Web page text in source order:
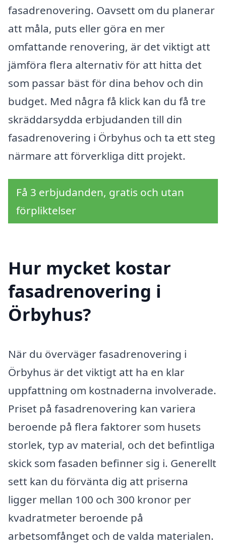
fasadrenovering. Oavsett om du planerar
att måla, puts eller göra en mer
omfattande renovering, är det viktigt att
jämföra flera alternativ för att hitta det
som passar bäst för dina behov och din
budget. Med några få klick kan du få tre
skräddarsydda erbjudanden till din
fasadrenovering i Örbyhus och ta ett steg
närmare att förverkliga ditt projekt.
Få 3 erbjudanden, gratis och utan
förpliktelser
Hur mycket kostar
fasadrenovering i
Örbyhus?
När du överväger fasadrenovering i
Örbyhus är det viktigt att ha en klar
uppfattning om kostnaderna involverade.
Priset på fasadrenovering kan variera
beroende på flera faktorer som husets
storlek, typ av material, och det befintliga
skick som fasaden befinner sig i. Generellt
sett kan du förvänta dig att priserna
ligger mellan 100 och 300 kronor per
kvadratmeter beroende på
arbetsomfånget och de valda materialen.